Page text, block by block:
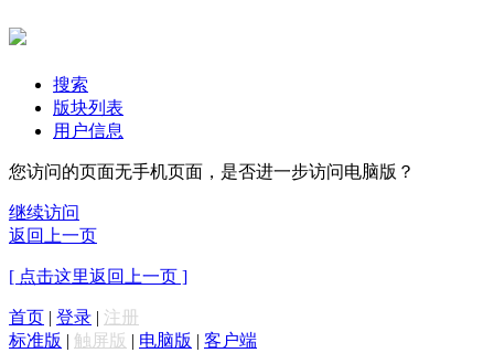
搜索
版块列表
用户信息
您访问的页面无手机页面，是否进一步访问电脑版？
继续访问
返回上一页
[ 点击这里返回上一页 ]
首页 | 登录 | 注册
标准版 | 触屏版 | 电脑版 | 客户端